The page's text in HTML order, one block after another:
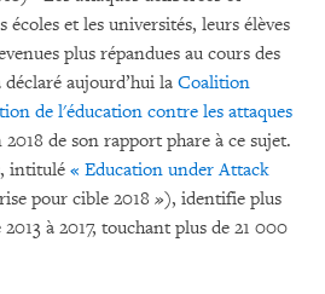
et les universités, leurs élèves
plus répandues au cours des
aujourd’hui la Coalition
de l'éducation contre les attaques
2018 de son rapport phare à ce sujet.
intitulé « Education under Attack
pour cible 2018 »), identifie plus
à 2017, touchant plus de 21 000